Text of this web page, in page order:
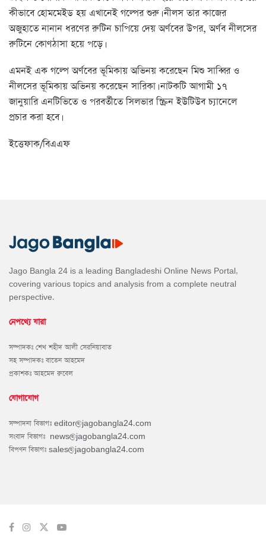
কীভাবে হোমমেইড হয় এখানেই গল্পের শুরু। নীলস তার কাজের
অজুহাতে নানান ধরণের রুটিন চাপিয়ে দেয় অর্ণবের উপর, অর্ণব নীলসের
রুটিনে কোণঠাসা হয়ে পড়ে।
এমনই এক গল্পে অর্ণবের ভূমিকায় অভিনয় করেছেন মিশু সাব্বির ও
নীলসের ভূমিকায় অভিনয় করেছেন সারিকা। নাটকটি আগামী ১৭
জানুয়ারি এনটিভিতে ও পরবর্তীতে সিলভার স্ক্রিন ইউটিউব চ্যানেলে
প্রচার করা হবে।
ইত্তেফাক/বিএএফ
Jago Bangla 24 is a leading Bangladeshi Online News Portal,
covering various topics and analysis from a complete neutral
perspective.
নেপথ্যে যারা
সম্পাদকঃ শেখ শহীদ আলী সেরনিয়াবাত
সহ সম্পাদকঃ বাতেন আহমেদ
প্রকাশকঃ আহমেদ রুবেল
যোগাযোগ
সম্পাদনা বিভাগঃ editor@jagobangla24.com
সংবাদ বিভাগঃ news@jagobangla24.com
বিপণন বিভাগঃ sales@jagobangla24.com